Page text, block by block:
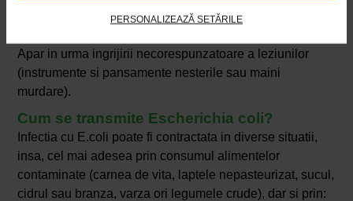
PERSONALIZEAZĂ SETĂRILE
Infectiile plagilor
Apar in urma ingrijirii necorespunzatoare a leziunilor
(instrumente si pansamente nesterile sau maini
murdare).
Cum se transmite Escherichia coli?
Infectia cu E.coli poate fi contractata in diverse situatii,
insa, cel mai adesea prin consumul alimentelor
contaminate (carnea de vita, laptele nepasteurizat, sucul,
cidrul sau branza, varza ori legumele crude), dar si prin: